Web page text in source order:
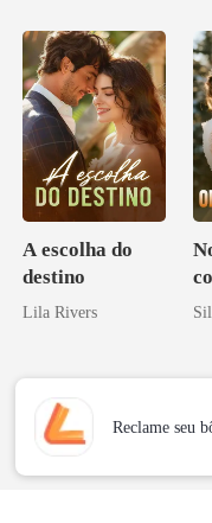
A escolha do
destino
Lila Rivers
Reclame seu